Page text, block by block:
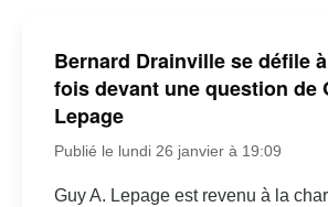
Bernard Drainville se défile
fois devant une question de
Lepage
Publié le lundi 26 janvier à 19:09
Guy A. Lepage est revenu à la